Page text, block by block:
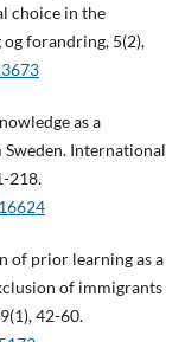
choice in the
forandring, 5(2),
as a
International
218.
of prior learning as a
of immigrants
42-60.